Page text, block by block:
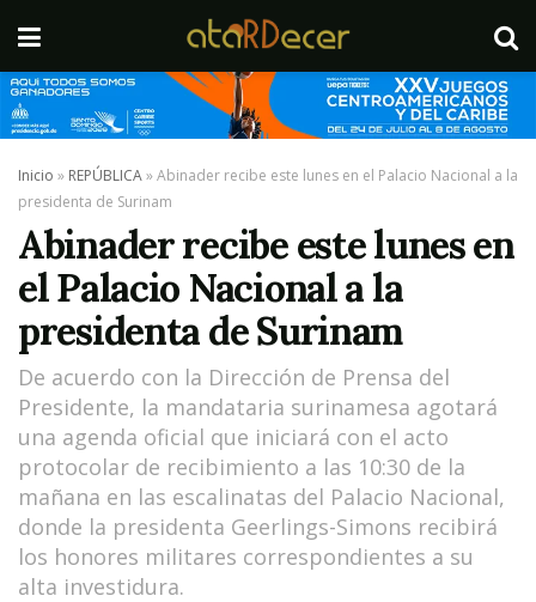
Inicio » REPÚBLICA»Abinader recibe este lunes en el Palacio Nacional a la
presidenta de Surinam
Abinader recibe este lunes en
el Palacio Nacional a la
presidenta de Surinam
De acuerdo con la Dirección de Prensa del
Presidente, la mandataria surinamesa agotará
una agenda oficial que iniciará con el acto
protocolar de recibimiento a las 10:30 de la
mañana en las escalinatas del Palacio Nacional,
donde la presidenta Geerlings-Simons recibirá
los honores militares correspondientes a su
alta investidura.